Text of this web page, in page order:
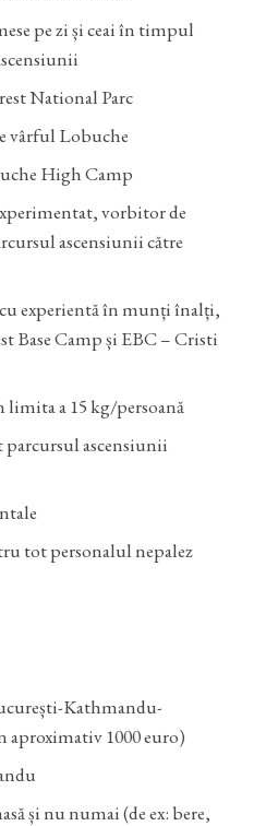
pe zi și ceai în timpul
National Parc
vârful Lobuche
High Camp
vorbitor de
ascensiunii către
experientă în munți înalți,
Base Camp și EBC – Cristi
a 15 kg/persoană
ascensiunii
tot personalul nepalez
Kathmandu-
aproximativ 1000 euro)
și nu numai (de ex: bere,